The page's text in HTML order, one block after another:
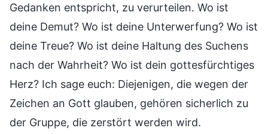
Gedanken entspricht, zu verurteilen. Wo ist
deine Demut? Wo ist deine Unterwerfung? Wo ist
deine Treue? Wo ist deine Haltung des Suchens
nach der Wahrheit? Wo ist dein gottesfürchtiges
Herz? Ich sage euch: Diejenigen, die wegen der
Zeichen an Gott glauben, gehören sicherlich zu
der Gruppe, die zerstört werden wird.